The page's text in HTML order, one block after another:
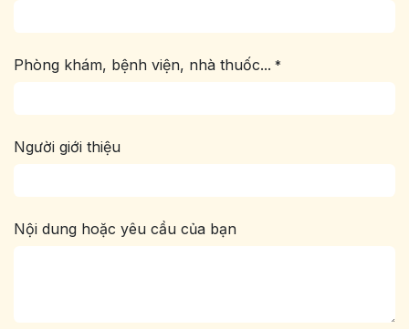
Phòng khám, bệnh viện, nhà thuốc... *
Người giới thiệu
Nội dung hoặc yêu cầu của bạn